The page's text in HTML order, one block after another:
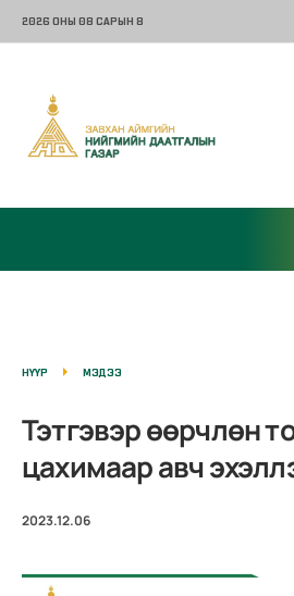
2026 ОНЫ 08 САРЫН 8
НҮҮР МЭДЭЭ
Тэтгэвэр өөрчлөн
цахимаар авч
2023.12.06